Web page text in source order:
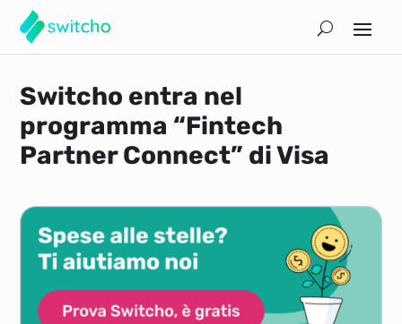
Switcho entra nel
programma “Fintech
Partner Connect” di Visa